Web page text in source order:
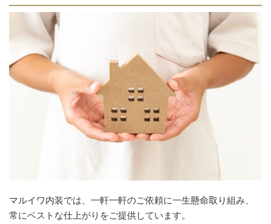
マルイワ内装では、一軒一軒のご依頼に一生懸命取り組み、
常にベストな仕上がりをご提供しています。